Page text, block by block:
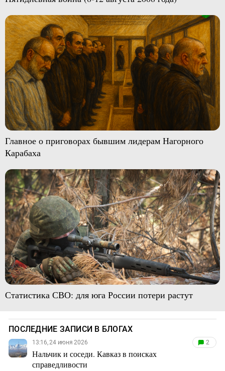
Главное о приговорах бывшим лидерам Нагорного
Карабаха
Статистика СВО: для юга России потери растут
ПОСЛЕДНИЕ ЗАПИСИ В БЛОГАХ
13:16, 24 июня 2026
Нальчик и соседи. Кавказ в поисках
справедливости
2